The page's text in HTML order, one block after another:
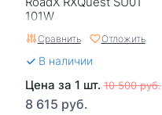
101W
Сравнить Отложить
В наличии
Цена за 1 шт.10 500 руб.
8 615 руб.